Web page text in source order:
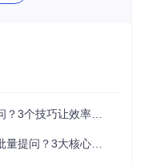
持，用户可通过简单
技巧让效率提升20倍
心步骤与效率提升指南